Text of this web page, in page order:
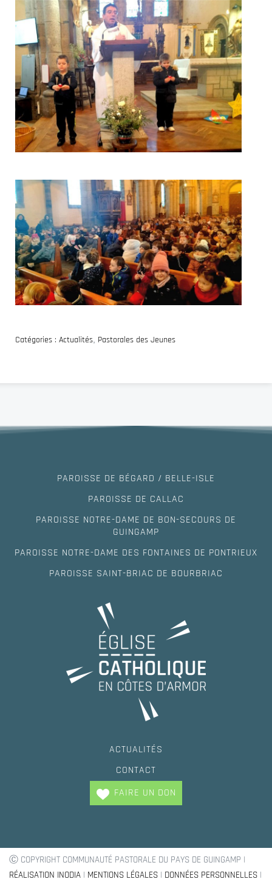
Catégories : Actualités, Pastorales des Jeunes
PAROISSE DE BÉGARD / BELLE-ISLE
PAROISSE DE CALLAC
PAROISSE NOTRE-DAME DE BON-SECOURS DE
GUINGAMP
PAROISSE NOTRE-DAME DES FONTAINES DE PONTRIEUX
PAROISSE SAINT-BRIAC DE BOURBRIAC
ACTUALITÉS
CONTACT
FAIRE UN DON
Ⓒ COPYRIGHT COMMUNAUTÉ PASTORALE DU PAYS DE GUINGAMP |
RÉALISATION INODIA | MENTIONS LÉGALES | DONNÉES PERSONNELLES |